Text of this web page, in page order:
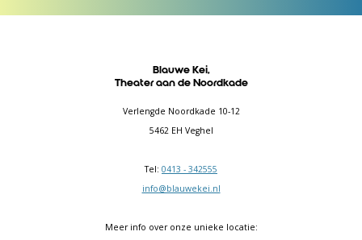
Blauwe Kei,
Theater aan de Noordkade
Verlengde Noordkade 10-12
5462 EH Veghel
Tel: 0413 - 342555
info@blauwekei.nl
Meer info over onze unieke locatie: